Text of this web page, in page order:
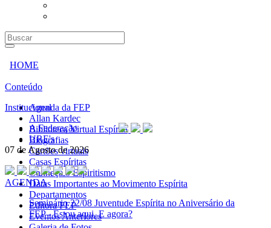
HOME
Conteúdo
Agenda da FEP
Allan Kardec
Biblioteca Virtual Espírita
Biografias
Cartões virtuais
Casas Espíritas
Conheça o Espiritismo
Datas Importantes ao Movimento Espírita
Departamentos
Editora FEP
Eventos Anteriores
Institucional
A Federação
URE's
07 de Agosto de 2026
AGENDA
Seminário 22/08 Juventude Espírita no Aniversário da
FEP - Estou aqui. E agora?